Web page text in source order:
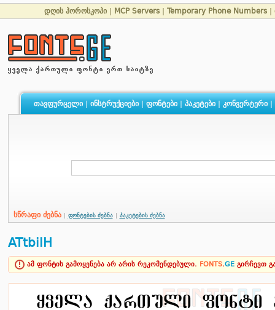
დღის ჰოროსკოპი MCP Servers Temporary Phone Numbers
თავფურცელი| ინსტრუქციები| ფონტები| პაკეტები| კონვერტერი|
სწრაფი ძებნა ფონტების ძებნა პაკეტების ძებნა
ATtbilH
ამ ფონტის გამოყენება არ არის რეკომენდებული. FONTS.GE გირჩევთ